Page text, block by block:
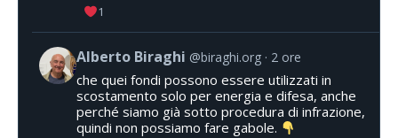
1
Alberto Biraghi @biraghi.org 2 ore
che quei fondi possono essere utilizzati in
scostamento solo per energia e difesa, anche
perché siamo già sotto procedura di infrazione,
quindi non possiamo fare gabole.